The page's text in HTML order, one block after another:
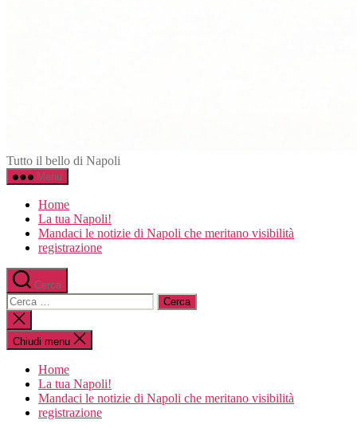
Napoli.in
Tutto il bello di Napoli
Menu
Home
La tua Napoli!
Mandaci le notizie di Napoli che meritano visibilità
registrazione
Cerca
Cerca:
Chiudi
la
ricerca
Chiudi menu
Home
La tua Napoli!
Mandaci le notizie di Napoli che meritano visibilità
registrazione